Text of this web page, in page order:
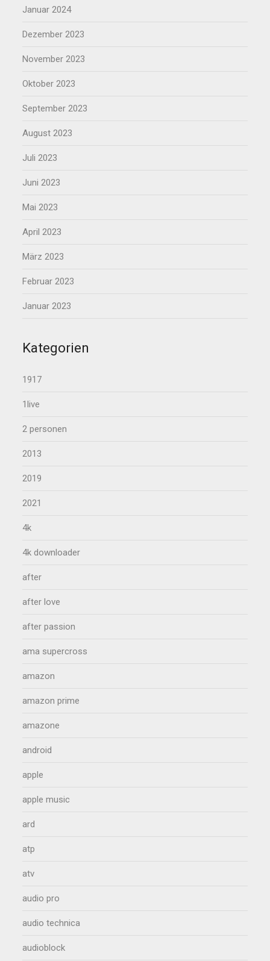
Januar 2024
Dezember 2023
November 2023
Oktober 2023
September 2023
August 2023
Juli 2023
Juni 2023
Mai 2023
April 2023
März 2023
Februar 2023
Januar 2023
Kategorien
1917
1live
2 personen
2013
2019
2021
4k
4k downloader
after
after love
after passion
ama supercross
amazon
amazon prime
amazone
android
apple
apple music
ard
atp
atv
audio pro
audio technica
audioblock